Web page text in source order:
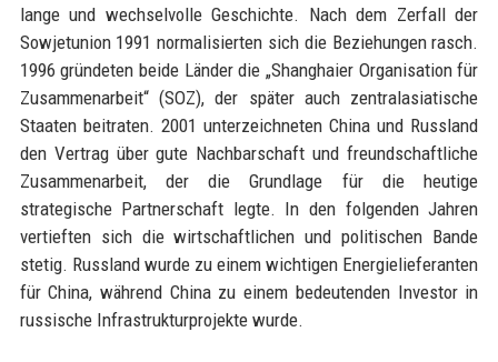
lange und wechselvolle Geschichte. Nach dem Zerfall der
Sowjetunion 1991 normalisierten sich die Beziehungen rasch.
1996 gründeten beide Länder die „Shanghaier Organisation für
Zusammenarbeit“ (SOZ), der später auch zentralasiatische
Staaten beitraten. 2001 unterzeichneten China und Russland
den Vertrag über gute Nachbarschaft und freundschaftliche
Zusammenarbeit, der die Grundlage für die heutige
strategische Partnerschaft legte. In den folgenden Jahren
vertieften sich die wirtschaftlichen und politischen Bande
stetig. Russland wurde zu einem wichtigen Energielieferanten
für China, während China zu einem bedeutenden Investor in
russische Infrastrukturprojekte wurde.